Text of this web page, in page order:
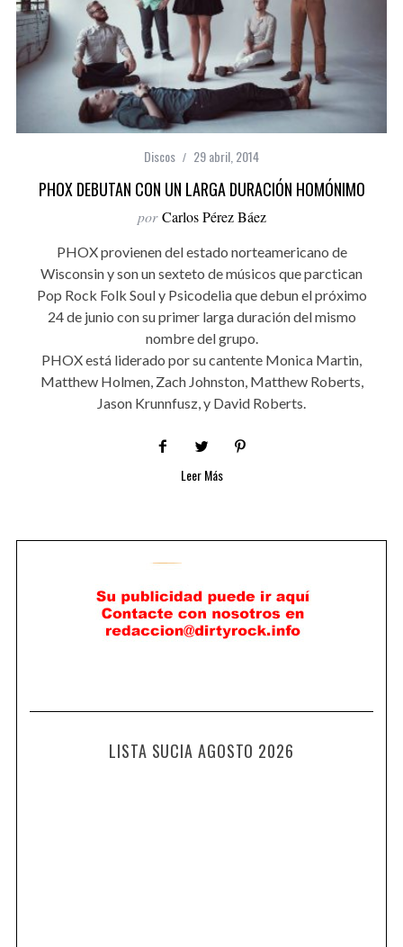
Discos 29 abril, 2014
PHOX DEBUTAN CON UN LARGA DURACIÓN HOMÓNIMO
por Carlos Pérez Báez
PHOX provienen del estado norteamericano de
Wisconsin y son un sexteto de músicos que parctican
Pop Rock Folk Soul y Psicodelia que debun el próximo
24 de junio con su primer larga duración del mismo
nombre del grupo.
PHOX está liderado por su cantente Monica Martin,
Matthew Holmen, Zach Johnston, Matthew Roberts,
Jason Krunnfusz, y David Roberts.
Leer Más
LISTA SUCIA AGOSTO 2026